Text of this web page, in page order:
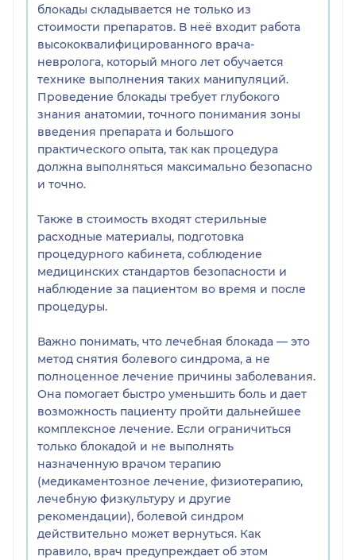
блокады складывается не только из
стоимости препаратов. В неё входит работа
высококвалифицированного врача-
невролога, который много лет обучается
технике выполнения таких манипуляций.
Проведение блокады требует глубокого
знания анатомии, точного понимания зоны
введения препарата и большого
практического опыта, так как процедура
должна выполняться максимально безопасно
и точно.
Также в стоимость входят стерильные
расходные материалы, подготовка
процедурного кабинета, соблюдение
медицинских стандартов безопасности и
наблюдение за пациентом во время и после
процедуры.
Важно понимать, что лечебная блокада — это
метод снятия болевого синдрома, а не
полноценное лечение причины заболевания.
Она помогает быстро уменьшить боль и дает
возможность пациенту пройти дальнейшее
комплексное лечение. Если ограничиться
только блокадой и не выполнять
назначенную врачом терапию
(медикаментозное лечение, физиотерапию,
лечебную физкультуру и другие
рекомендации), болевой синдром
действительно может вернуться. Как
правило, врач предупреждает об этом